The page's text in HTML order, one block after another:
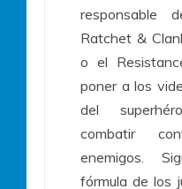
responsable
Ratchet &
o el
poner a los
del
combatir
enemigos.
fórmula de los